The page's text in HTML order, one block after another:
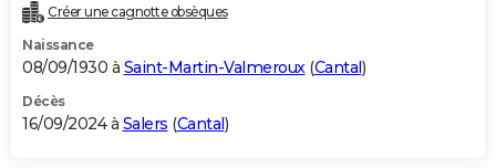
Créer une cagnotte obsèques
Naissance
08/09/1930 à Saint-Martin-Valmeroux(Cantal )
Décès
16/09/2024 à Salers (Cantal )